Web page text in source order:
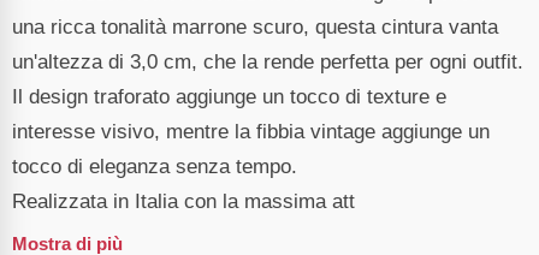
una ricca tonalità marrone scuro, questa cintura vanta
un'altezza di 3,0 cm, che la rende perfetta per ogni outfit.
Il design traforato aggiunge un tocco di texture e
interesse visivo, mentre la fibbia vintage aggiunge un
tocco di eleganza senza tempo.
Realizzata in Italia con la massima att
Mostra di più